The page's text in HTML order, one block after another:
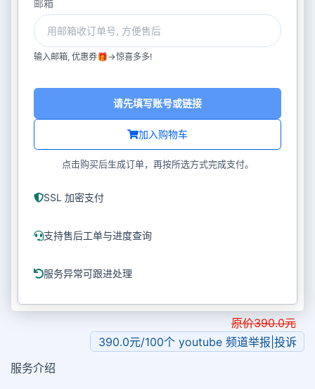
邮箱
输入邮箱, 优惠券🎁->惊喜多多!
加入购物车
请先填写账号或链接
点击购买后生成订单，再按所选方式完成支付。
SSL 加密支付
支持售后工单与进度查询
服务异常可跟进处理
原价390.0元
390.0元/100个 youtube 频道举报|投诉
服务介绍